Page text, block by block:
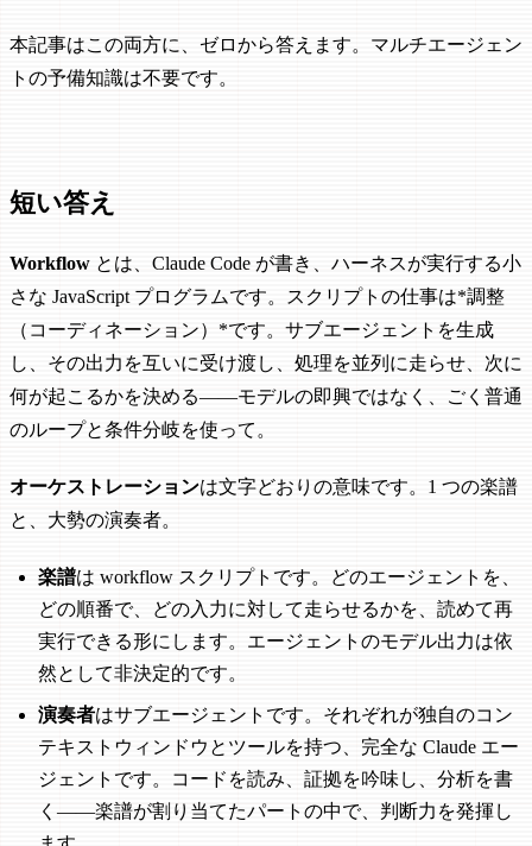
本記事はこの両方に、ゼロから答えます。マルチエージェン
トの予備知識は不要です。
短い答え
Workflow とは、Claude Code が書き、ハーネスが実行する小
さな JavaScript プログラムです。スクリプトの仕事は*調整
（コーディネーション）*です。サブエージェントを生成
し、その出力を互いに受け渡し、処理を並列に走らせ、次に
何が起こるかを決める——モデルの即興ではなく、ごく普通
のループと条件分岐を使って。
オーケストレーションは文字どおりの意味です。1 つの楽譜
と、大勢の演奏者。
楽譜は workflow スクリプトです。どのエージェントを、
どの順番で、どの入力に対して走らせるかを、読めて再
実行できる形にします。エージェントのモデル出力は依
然として非決定的です。
演奏者はサブエージェントです。それぞれが独自のコン
テキストウィンドウとツールを持つ、完全な Claude エー
ジェントです。コードを読み、証拠を吟味し、分析を書
く——楽譜が割り当てたパートの中で、判断力を発揮し